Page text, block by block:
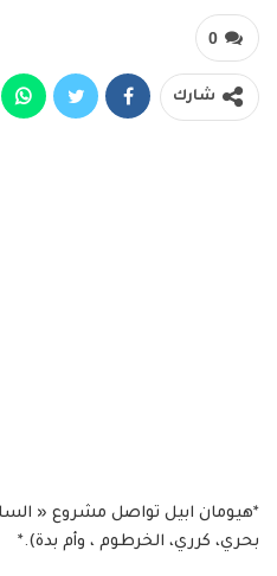
0
شارك
*هيومان ابيل تواصل مشروع «
بحري، كرري، الخرطوم ، وأم بدة).*